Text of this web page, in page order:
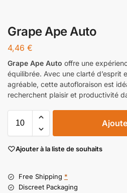
Grape Ape Auto
4,46 €
Grape Ape Auto offre une
équilibrée. Avec une clarté d’esprit
agréable, cette autofloraison est
recherchent plaisir et productivité
Ajouter à la liste de souhaits
Free Shipping *
Discreet Packaging